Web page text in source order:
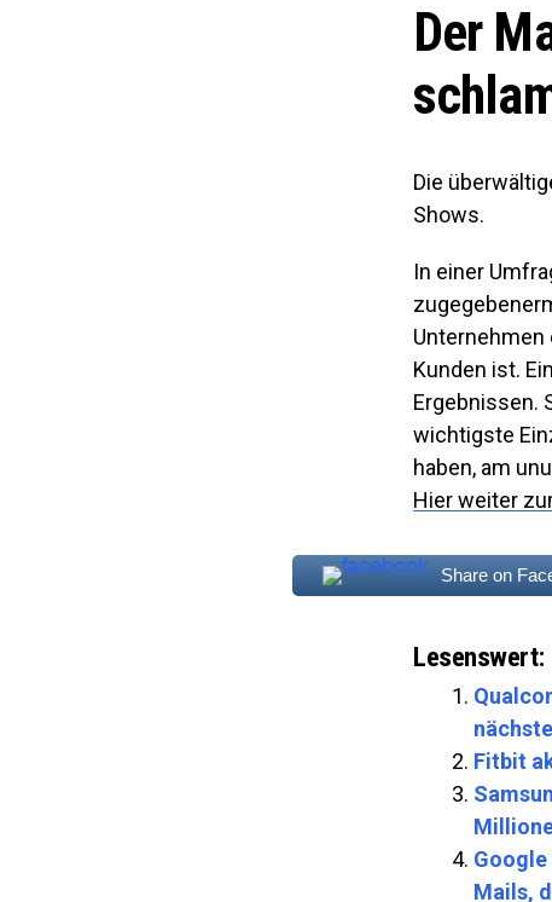
Der
Die
Shows.
In einer
Unternehmen
Kunden ist.
Ergebnissen.
wichtigste
haben, am
Hier weiter
Share on
Lesenswert:
Fitbit
Mails,